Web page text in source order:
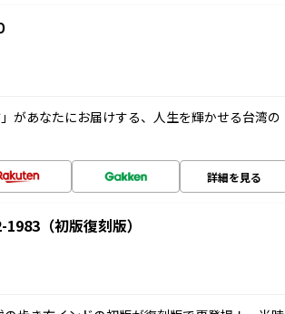
があなたにお届けする、人生を輝かせる台湾の
詳細を見る
（初版復刻版）